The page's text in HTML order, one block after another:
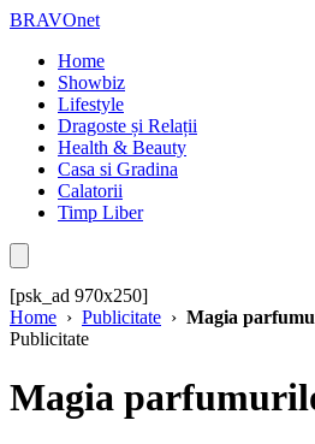
BRAVOnet
Home
Showbiz
Lifestyle
Dragoste și Relații
Health & Beauty
Casa si Gradina
Calatorii
Timp Liber
[psk_ad 970x250]
Home › Publicitate › Magia
Publicitate
Magia